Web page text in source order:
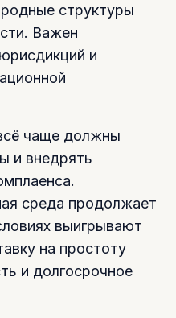
структуры
Важен
и
чаще должны
и внедрять
среда продолжает
выигрывают
на простоту
и долгосрочное